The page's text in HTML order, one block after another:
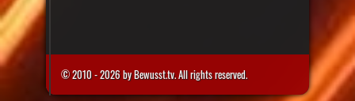
© 2010 - 2026 by Bewusst.tv. All rights reserved.